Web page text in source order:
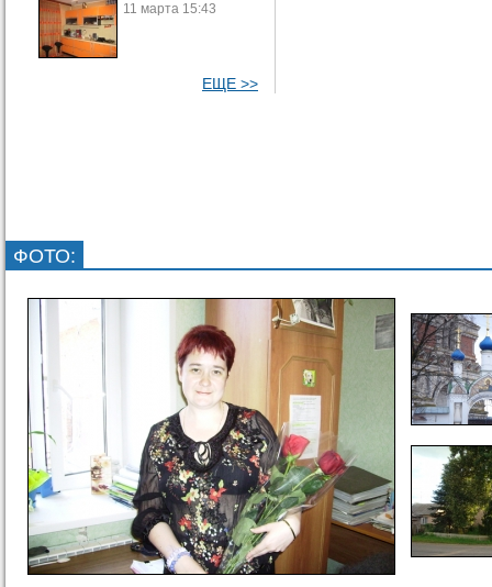
11 марта 15:43
ЕЩЕ >>
ФОТО: